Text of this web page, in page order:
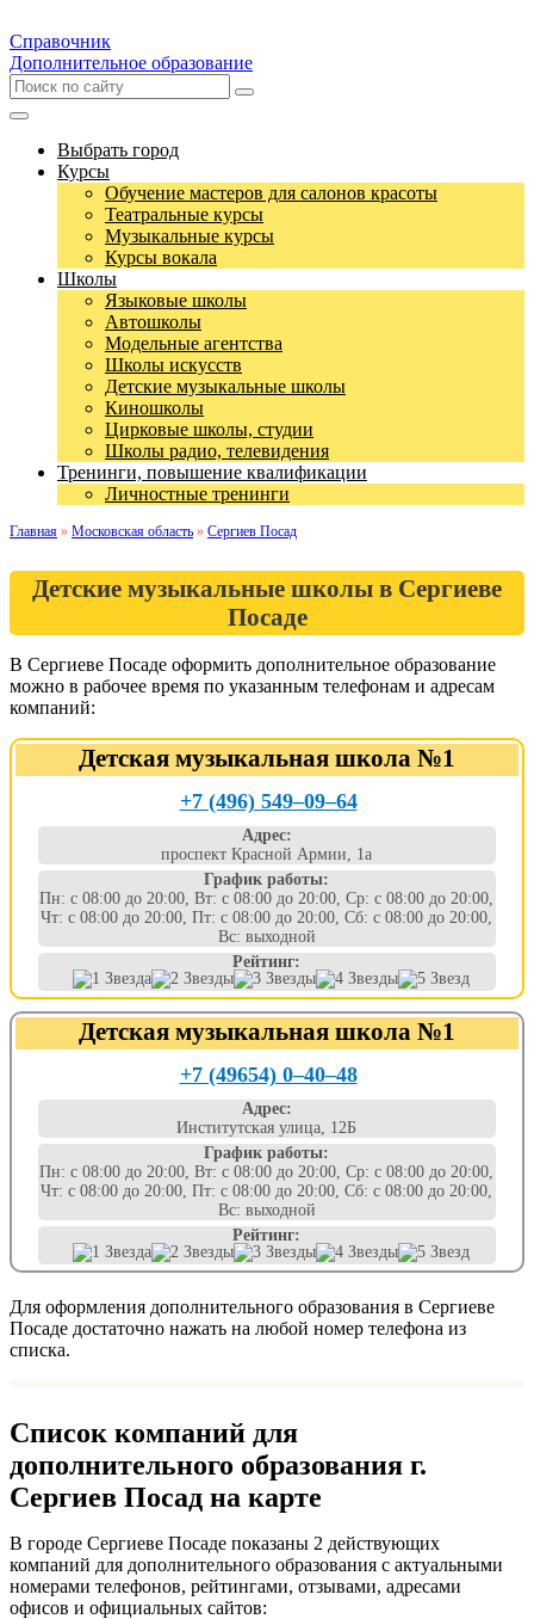
Справочник
Дополнительное образование
Выбрать город
Курсы
Обучение мастеров для салонов красоты
Театральные курсы
Музыкальные курсы
Курсы вокала
Школы
Языковые школы
Автошколы
Модельные агентства
Школы искусств
Детские музыкальные школы
Киношколы
Цирковые школы, студии
Школы радио, телевидения
Тренинги, повышение квалификации
Личностные тренинги
Главная » Московская область » Сергиев Посад
Детские музыкальные школы в Сергиеве
Посаде
В Сергиеве Посаде оформить дополнительное образование
можно в рабочее время по указанным телефонам и адресам
компаний:
Детская музыкальная школа №1
+7 (496) 549‒09‒64
Адрес:
проспект Красной Армии, 1а
График работы:
Пн: с 08:00 до 20:00, Вт: с 08:00 до 20:00, Ср: с 08:00 до 20:00,
Чт: с 08:00 до 20:00, Пт: с 08:00 до 20:00, Сб: с 08:00 до 20:00,
Вс: выходной
Рейтинг:
Детская музыкальная школа №1
+7 (49654) 0‒40‒48
Адрес:
Институтская улица, 12Б
График работы:
Пн: с 08:00 до 20:00, Вт: с 08:00 до 20:00, Ср: с 08:00 до 20:00,
Чт: с 08:00 до 20:00, Пт: с 08:00 до 20:00, Сб: с 08:00 до 20:00,
Вс: выходной
Рейтинг:
Для оформления дополнительного образования в Сергиеве
Посаде достаточно нажать на любой номер телефона из
списка.
Список компаний для
дополнительного образования г.
Сергиев Посад на карте
В городе Сергиеве Посаде показаны 2 действующих
компаний для дополнительного образования с актуальными
номерами телефонов, рейтингами, отзывами, адресами
офисов и официальных сайтов: